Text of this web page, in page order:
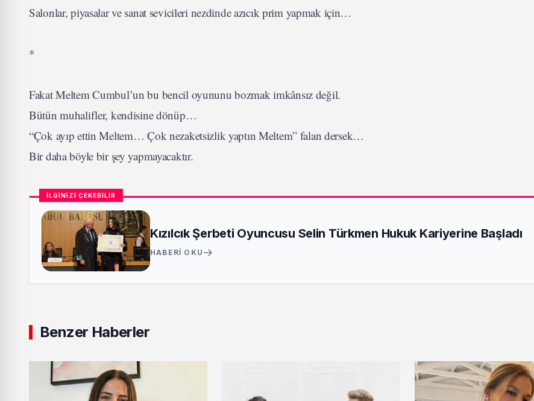
Salonlar, piyasalar ve sanat sevicileri nezdinde azıcık prim yapmak için…
*
Fakat Meltem Cumbul’un bu bencil oyununu bozmak imkânsız değil.
Bütün muhalifler, kendisine dönüp…
“Çok ayıp ettin Meltem… Çok nezaketsizlik yaptın Meltem” falan dersek…
Bir daha böyle bir şey yapmayacaktır.
İLGİNİZİ ÇEKEBİLİR
Kızılcık Şerbeti Oyuncusu Selin Türkmen Hukuk Kariyerine Başladı
HABERI OKU
Benzer Haberler